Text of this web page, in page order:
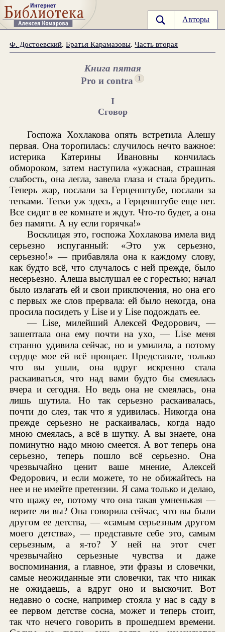
Авторы
Ф. Достоевский.Братья Карамазовы.Часть вторая
Книга пятая
Pro и contra
1
I
Сговор
Госпожа Хохлакова опять встретила Алешу
первая. Она торопилась: случилось нечто важное:
истерика Катерины Ивановны кончилась
обмороком, затем наступила «ужасная, страшная
слабость, она легла, завела глаза и стала бредить.
Теперь жар, послали за Герценштубе, послали за
тетками. Тетки уж здесь, а Герценштубе еще нет.
Все сидят в ее комнате и ждут. Что-то будет, а она
без памяти. А ну если горячка!»
Восклицая это, госпожа Хохлакова имела вид
серьезно испуганный: «Это уж серьезно,
серьезно!» — прибавляла она к каждому слову,
как будто всё, что случалось с ней прежде, было
несерьезно. Алеша выслушал ее с горестью; начал
было излагать ей и свои приключения, но она его
с первых же слов прервала: ей было некогда, она
просила посидеть у Lise и у Lise подождать ее.
— Lise, милейший Алексей Федорович, —
зашептала она ему почти на ухо, — Lise меня
странно удивила сейчас, но и умилила, а потому
сердце мое ей всё прощает. Представьте, только
что вы ушли, она вдруг искренно стала
раскаиваться, что над вами будто бы смеялась
вчера и сегодня. Но ведь она не смеялась, она
лишь шутила. Но так серьезно раскаивалась,
почти до слез, так что я удивилась. Никогда она
прежде серьезно не раскаивалась, когда надо
мною смеялась, а всё в шутку. А вы знаете, она
поминутно надо мною смеется. А вот теперь она
серьезно, теперь пошло всё серьезно. Она
чрезвычайно ценит ваше мнение, Алексей
Федорович, и если можете, то не обижайтесь на
нее и не имейте претензии. Я сама только и делаю,
что щажу ее, потому что она такая умненькая —
верите ли вы? Она говорила сейчас, что вы были
другом ее детства, — «самым серьезным другом
моего детства», — представьте себе это, самым
серьезным, а я-то? У ней на этот счет
чрезвычайно серьезные чувства и даже
воспоминания, а главное, эти фразы и словечки,
самые неожиданные эти словечки, так что никак
не ожидаешь, а вдруг оно и выскочит. Вот
недавно о сосне, например стояла у нас в саду в
ее первом детстве сосна, может и теперь стоит,
так что нечего говорить в прошедшем времени.